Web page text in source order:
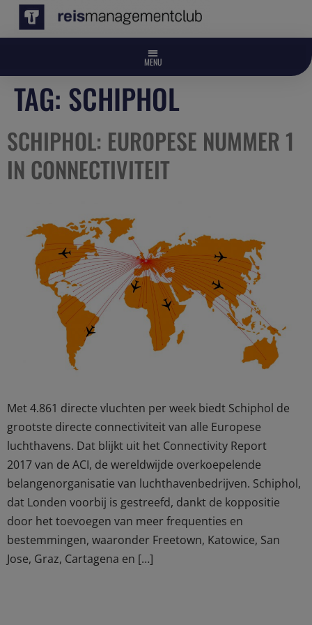
TAG: SCHIPHOL
SCHIPHOL: EUROPESE NUMMER 1
IN CONNECTIVITEIT
Met 4.861 directe vluchten per week biedt Schiphol de
grootste directe connectiviteit van alle Europese
luchthavens. Dat blijkt uit het Connectivity Report
2017 van de ACI, de wereldwijde overkoepelende
belangenorganisatie van luchthavenbedrijven. Schiphol,
dat Londen voorbij is gestreefd, dankt de koppositie
door het toevoegen van meer frequenties en
bestemmingen, waaronder Freetown, Katowice, San
Jose, Graz, Cartagena en […]